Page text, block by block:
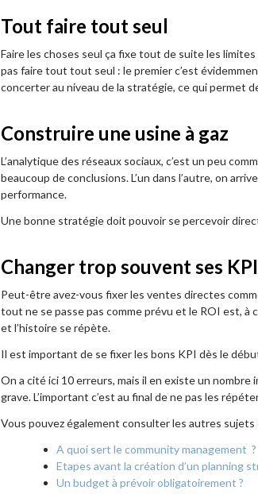
Tout faire tout seul
Faire les choses seul ça fixe tout de suite les
pas faire tout tout seul : le premier c’est
concerter au niveau de la stratégie, ce qui permet
Construire une usine à gaz
L’analytique des réseaux sociaux, c’est un peu
beaucoup de conclusions. L’un dans l’autre, on
performance.
Une bonne stratégie doit pouvoir se percevoir
Changer trop souvent ses KPI
Peut-être avez-vous fixer les ventes directes
tout ne se passe pas comme prévu et le ROI est, à
et l’histoire se répète.
Il est important de se fixer les bons KPI dès le
On a cité ici 10 erreurs, mais il en existe un
grave. L’important c’est au final de ne pas les
Vous pouvez également consulter les autres sujets
A quoi sert le community management ?
Etapes avant la création d’un planning
Un budget à prévoir obligatoirement ?